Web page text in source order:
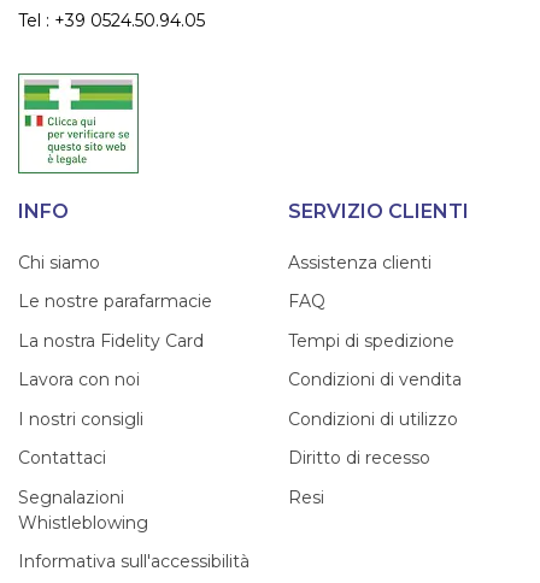
Tel : +39 0524.50.94.05
INFO
Chi siamo
Le nostre parafarmacie
La nostra Fidelity Card
Lavora con noi
I nostri consigli
Contattaci
Segnalazioni
Whistleblowing
Informativa sull'accessibilità
SERVIZIO CLIENTI
Assistenza clienti
FAQ
Tempi di spedizione
Condizioni di vendita
Condizioni di utilizzo
Diritto di recesso
Resi